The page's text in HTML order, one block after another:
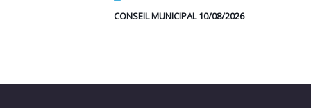
CONSEIL MUNICIPAL 10/08/2026